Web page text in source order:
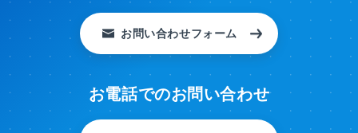
お問い合わせフォーム
お電話でのお問い合わせ